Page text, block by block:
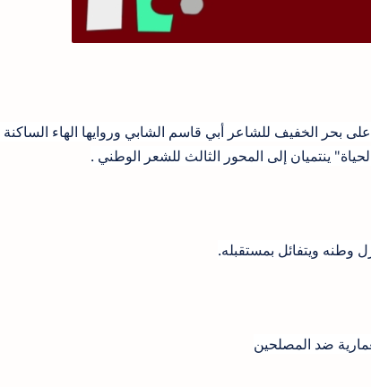
بحر الخفيف للشاعر أبي قاسم الشابي وروايها الهاء الساكنة
ينتميان إلى المحور الثالث للشعر الوطني .
وطنه ويتفائل بمستقبله.